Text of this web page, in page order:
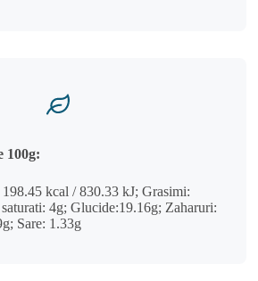
100g:
198.45 kcal / 830.33 kJ; Grasimi:
4g; Glucide:19.16g; Zaharuri:
Sare: 1.33g